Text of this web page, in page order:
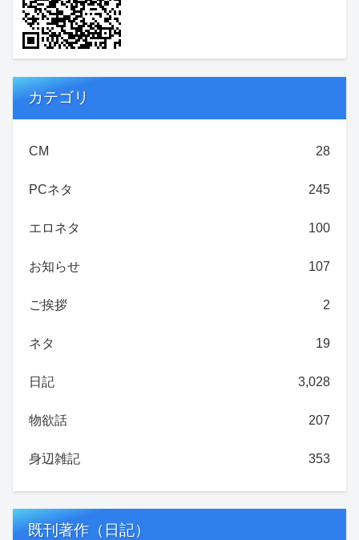
カテゴリ
CM 28
PCネタ 245
エロネタ 100
お知らせ 107
ご挨拶 2
ネタ 19
日記 3,028
物欲話 207
身辺雑記 353
既刊著作（日記）